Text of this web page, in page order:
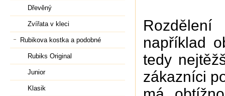
například
tedy
zákazníci
Dřevěný
Zvířata v kleci
Rubikova kostka a podobné
Rubiks Original
Junior
Klasik